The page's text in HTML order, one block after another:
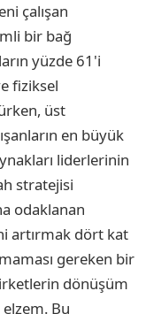
çalışan
bir bağ
yüzde 61'i
fiziksel
üst
en büyük
liderlerinin
stratejisi
odaklanan
artırmak dört kat
gereken bir
dönüşüm
Bu